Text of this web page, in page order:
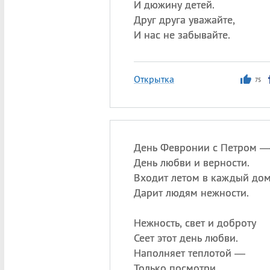
И дюжину детей.
Друг друга уважайте,
И нас не забывайте.
Открытка 75
День Февронии с Петром —
День любви и верности.
Входит летом в каждый
Дарит людям нежности.
Нежность, свет и доброту
Сеет этот день любви.
Наполняет теплотой —